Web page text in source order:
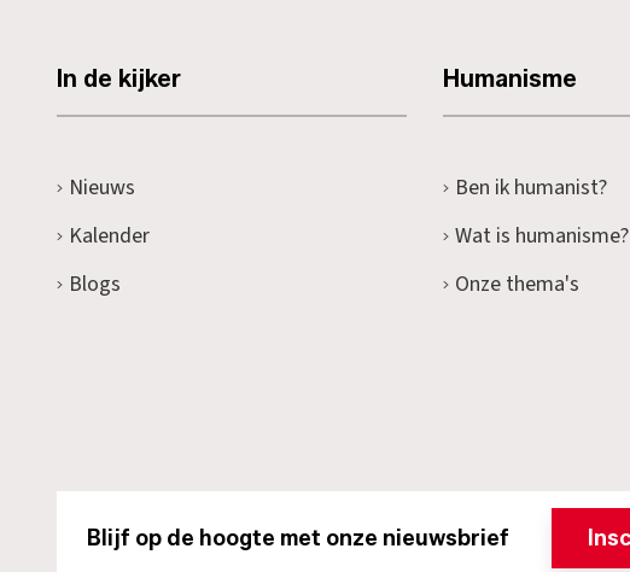
In de kijker
Nieuws
Kalender
Blogs
Humanisme
Ben ik humanist?
Wat is humanisme?
Onze thema's
Blijf op de hoogte met onze nieuwsbrief